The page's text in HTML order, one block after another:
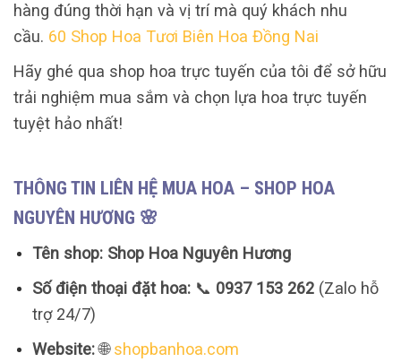
hàng đúng thời hạn và vị trí mà quý khách nhu
cầu. 60 Shop Hoa Tươi Biên Hoa Đồng Nai
Hãy ghé qua shop hoa trực tuyến của tôi để sở hữu
trải nghiệm mua sắm và chọn lựa hoa trực tuyến
tuyệt hảo nhất!
THÔNG TIN LIÊN HỆ MUA HOA – SHOP HOA
NGUYÊN HƯƠNG 🌸
Tên shop: Shop Hoa Nguyên Hương
Số điện thoại đặt hoa:📞 0937 153 262(Zalo hỗ
trợ 24/7)
Website:🌐shopbanhoa.com